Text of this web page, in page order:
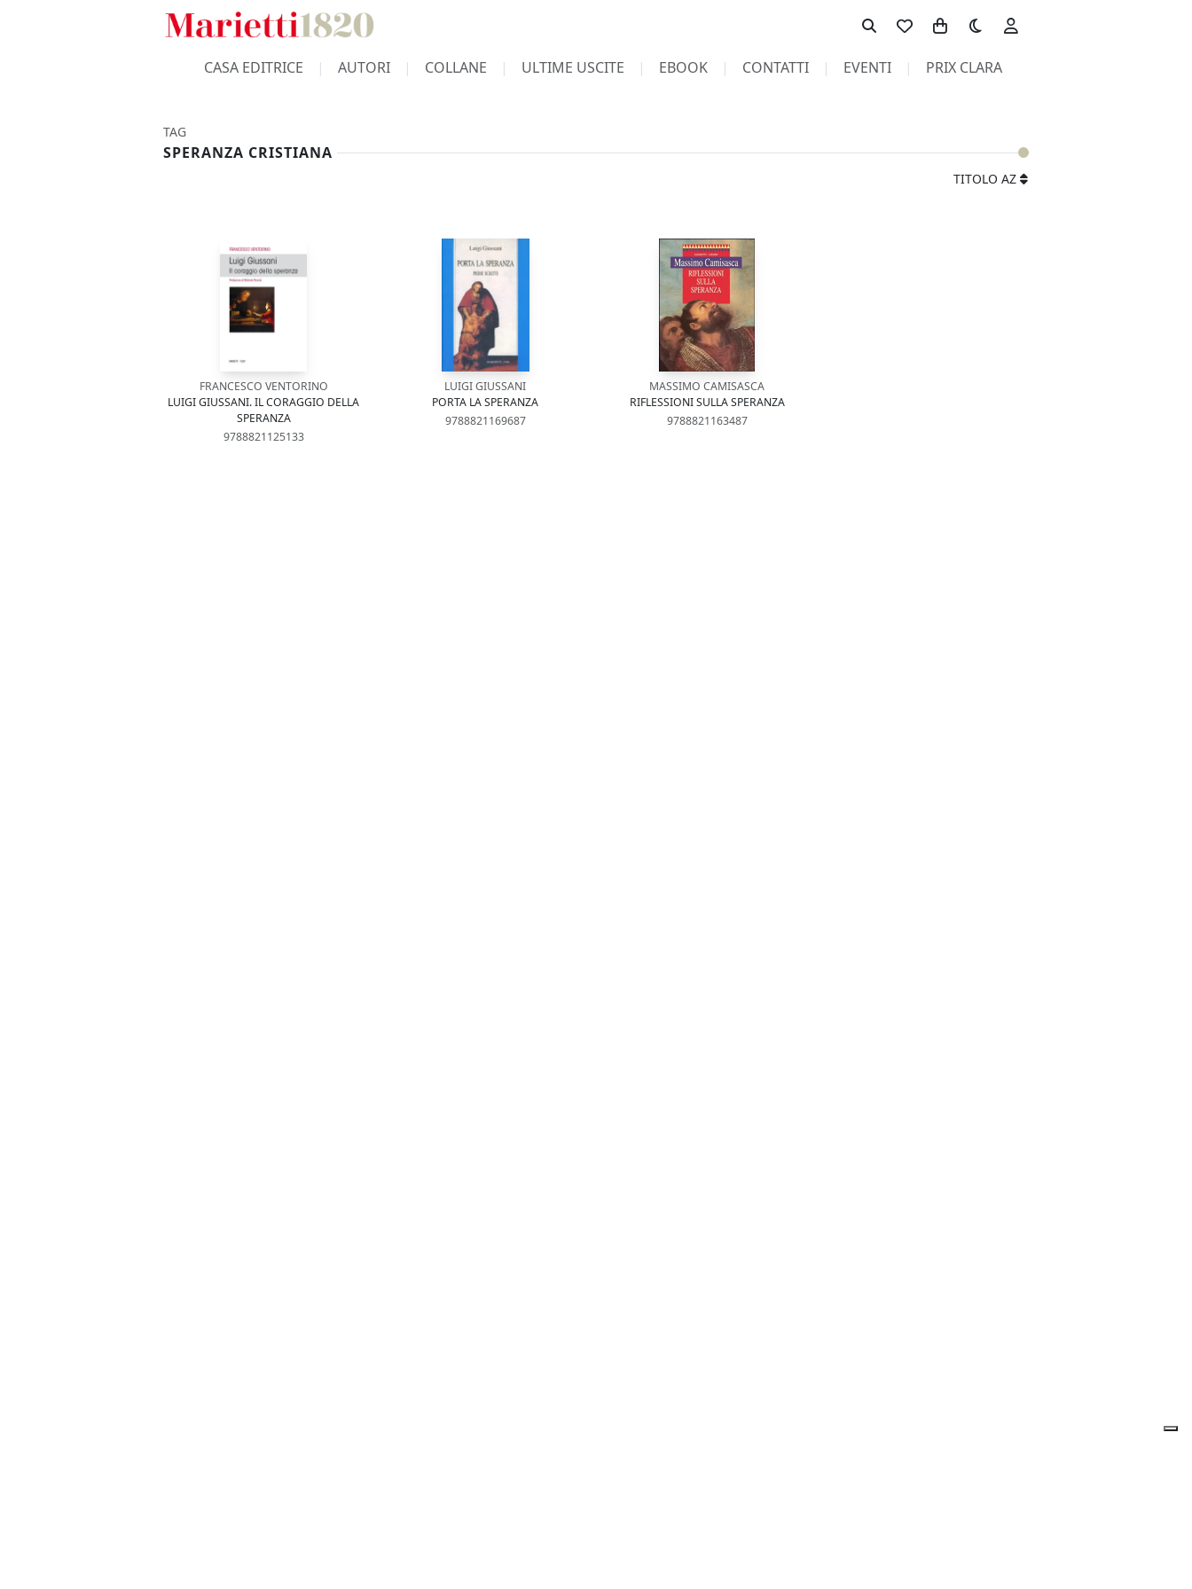
Toggle theme
CASA EDITRICE AUTORI COLLANE ULTIME USCITE EBOOK CONTATTI EVENTI PRIX CLARA
TAG
SPERANZA CRISTIANA
TITOLO AZ
FRANCESCO VENTORINO
LUIGI GIUSSANI. IL CORAGGIO DELLA
SPERANZA
9788821125133
LUIGI GIUSSANI
PORTA LA SPERANZA
9788821169687
MASSIMO CAMISASCA
RIFLESSIONI SULLA SPERANZA
9788821163487